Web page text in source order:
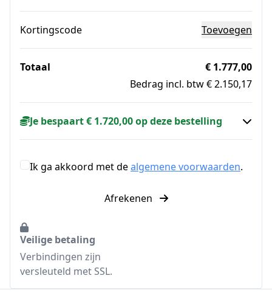
Kortingscode Toevoegen
Totaal
€ 1.777,00
Bedrag incl. btw € 2.150,17
Je bespaart € 1.720,00 op deze bestelling
Ik ga akkoord met dealgemene voorwaarden.
Afrekenen
Veilige betaling
Verbindingen zijn
versleuteld met SSL.